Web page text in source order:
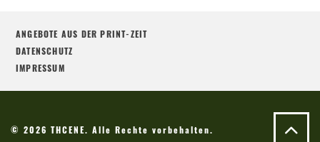
ANGEBOTE AUS DER PRINT-ZEIT
DATENSCHUTZ
IMPRESSUM
© 2026 THCENE. Alle Rechte vorbehalten.